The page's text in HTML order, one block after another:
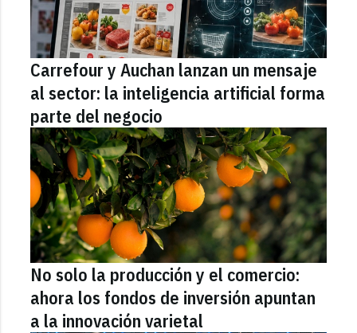
Carrefour y Auchan lanzan un mensaje
al sector: la inteligencia artificial forma
parte del negocio
No solo la producción y el comercio:
ahora los fondos de inversión apuntan
a la innovación varietal